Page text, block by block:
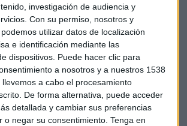
investigación de audiencia y
Con su permiso, nosotros y
utilizar datos de localización
e identificación mediante las
dispositivos. Puede hacer clic para
a nosotros y a nuestros 1538
a cabo el procesamiento
De forma alternativa, puede acceder
detallada y cambiar sus preferencias
o negar su consentimiento. Tenga en
un 2026 alcista, pese a los riesgos en